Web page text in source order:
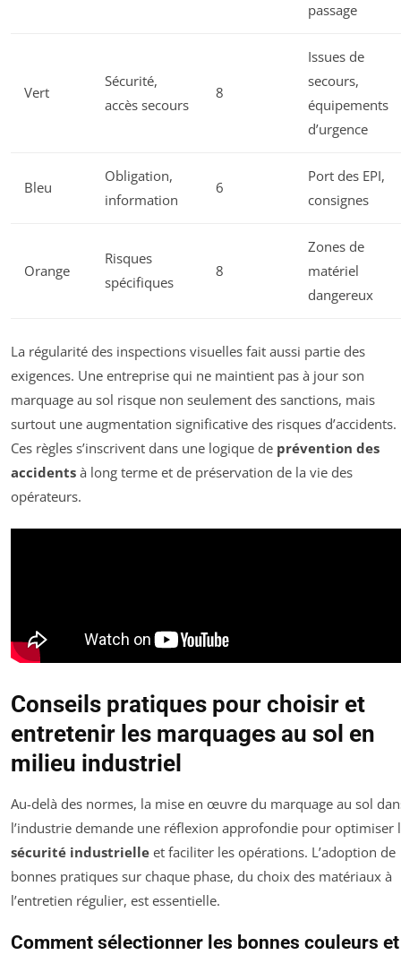
passage
Vert
Sécurité,
accès secours
8
Issues de
secours,
équipements
d’urgence
Bleu
Obligation,
information
6
Port des EPI,
consignes
Orange
Risques
spécifiques
8
Zones de
matériel
dangereux
La régularité des inspections visuelles fait aussi partie des
exigences. Une entreprise qui ne maintient pas à jour son
marquage au sol risque non seulement des sanctions, mais
surtout une augmentation significative des risques d’accidents.
Ces règles s’inscrivent dans une logique de prévention des
accidents à long terme et de préservation de la vie des
opérateurs.
Conseils pratiques pour choisir et
entretenir les marquages au sol en
milieu industriel
Au-delà des normes, la mise en œuvre du marquage au sol
l’industrie demande une réflexion approfondie pour optimiser
sécurité industrielle et faciliter les opérations. L’adoption de
bonnes pratiques sur chaque phase, du choix des matériaux à
l’entretien régulier, est essentielle.
Comment sélectionner les bonnes couleurs et